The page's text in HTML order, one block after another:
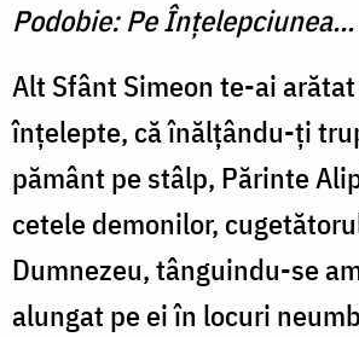
Podobie: Pe Înţelepciunea...
Alt Sfânt Simeon te-ai
înţelepte, că înălţându-ţi
pământ pe stâlp, Părinte
cetele demonilor,
Dumnezeu, tânguindu-se
alungat pe ei în locuri